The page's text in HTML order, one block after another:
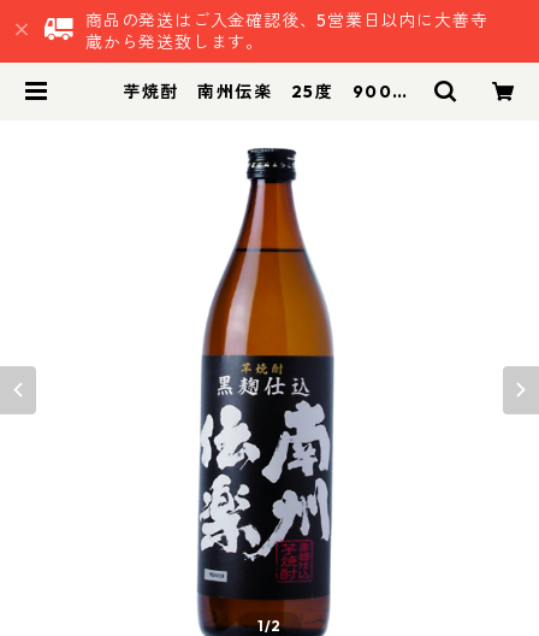
商品の発送はご入金確認後、5営業日以内に大善寺
蔵から発送致します。
芋焼酎 南州伝楽 25度 900ml
1/2